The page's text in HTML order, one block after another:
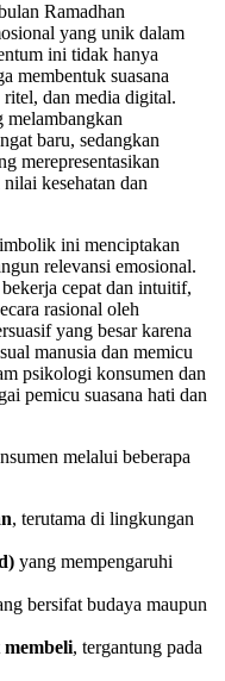
Ramadhan
yang unik dalam
ini tidak hanya
membentuk suasana
dan media digital.
melambangkan
baru, sedangkan
merepresentasikan
kesehatan dan
ini menciptakan
relevansi emosional.
cepat dan intuitif,
rasional oleh
yang besar karena
manusia dan memicu
psikologi konsumen dan
pemicu suasana hati dan
melalui beberapa
, terutama di lingkungan
yang mempengaruhi
bersifat budaya maupun
, tergantung pada